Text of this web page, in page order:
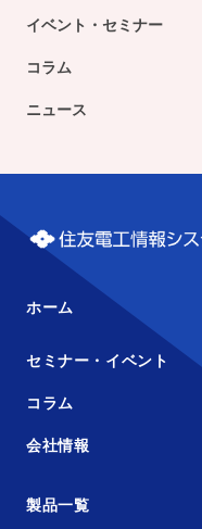
イベント・セミナー
コラム
ニュース
ホーム
セミナー・イベント
コラム
会社情報
製品一覧